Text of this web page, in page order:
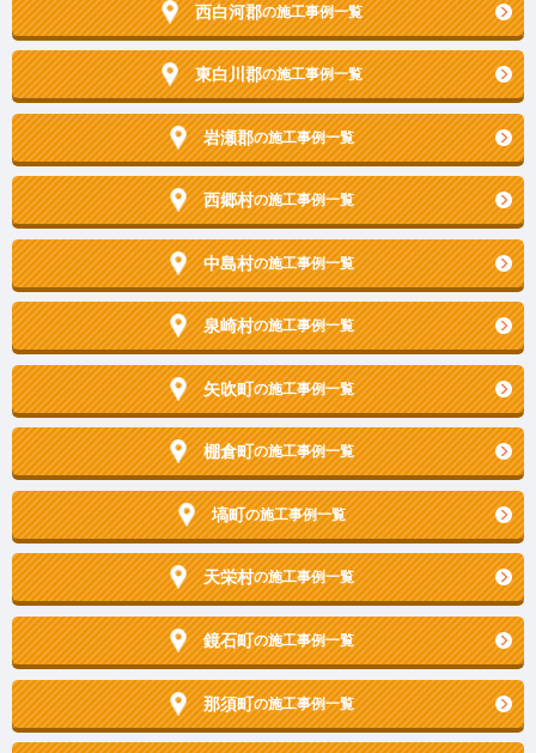
西白河郡の施工事例一覧
東白川郡の施工事例一覧
岩瀬郡の施工事例一覧
西郷村の施工事例一覧
中島村の施工事例一覧
泉崎村の施工事例一覧
矢吹町の施工事例一覧
棚倉町の施工事例一覧
塙町の施工事例一覧
天栄村の施工事例一覧
鏡石町の施工事例一覧
那須町の施工事例一覧